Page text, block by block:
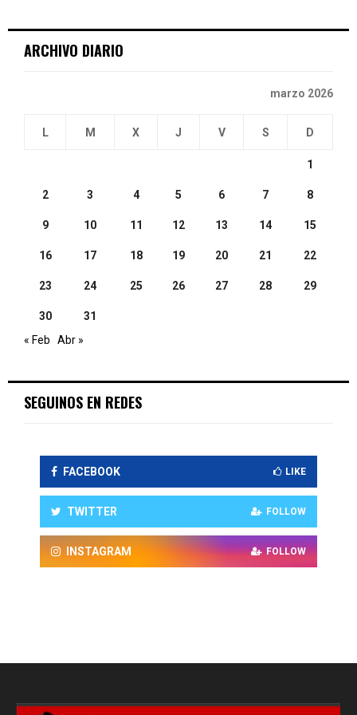
ARCHIVO DIARIO
marzo 2026
L M X J V S D
1
2 3 4 5 6 7 8
9 10 11 12 13 14 15
16 17 18 19 20 21 22
23 24 25 26 27 28 29
30
31
« Feb
Abr »
SEGUINOS EN REDES
FACEBOOK LIKE
TWITTER FOLLOW
INSTAGRAM FOLLOW